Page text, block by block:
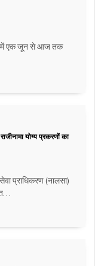
में एक जून से आज तक
योग्य प्रकरणों का
प्राधिकरण (नालसा)